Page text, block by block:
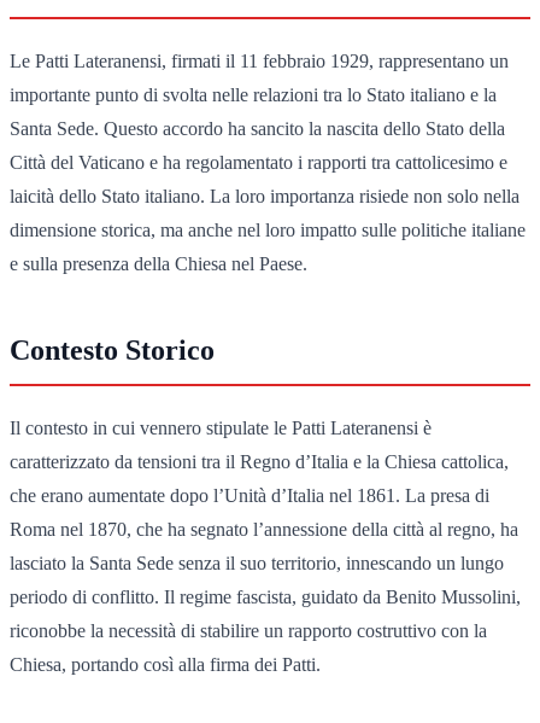
Le Patti Lateranensi, firmati il 11 febbraio 1929, rappresentano un
importante punto di svolta nelle relazioni tra lo Stato italiano e la
Santa Sede. Questo accordo ha sancito la nascita dello Stato della
Città del Vaticano e ha regolamentato i rapporti tra cattolicesimo e
laicità dello Stato italiano. La loro importanza risiede non solo nella
dimensione storica, ma anche nel loro impatto sulle politiche italiane
e sulla presenza della Chiesa nel Paese.
Contesto Storico
Il contesto in cui vennero stipulate le Patti Lateranensi è
caratterizzato da tensioni tra il Regno d’Italia e la Chiesa cattolica,
che erano aumentate dopo l’Unità d’Italia nel 1861. La presa di
Roma nel 1870, che ha segnato l’annessione della città al regno, ha
lasciato la Santa Sede senza il suo territorio, innescando un lungo
periodo di conflitto. Il regime fascista, guidato da Benito Mussolini,
riconobbe la necessità di stabilire un rapporto costruttivo con la
Chiesa, portando così alla firma dei Patti.